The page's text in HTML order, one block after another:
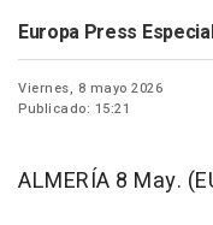
Europa Press
Viernes, 8 mayo 2026
Publicado: 15:21
ALMERÍA 8 May.